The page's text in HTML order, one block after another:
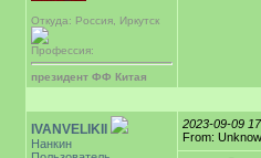
Откуда: Россия, Иркутск
Профессия:
президент ФФ Китая
IVANVELIKII
Нанкин
2023-09-09
From: